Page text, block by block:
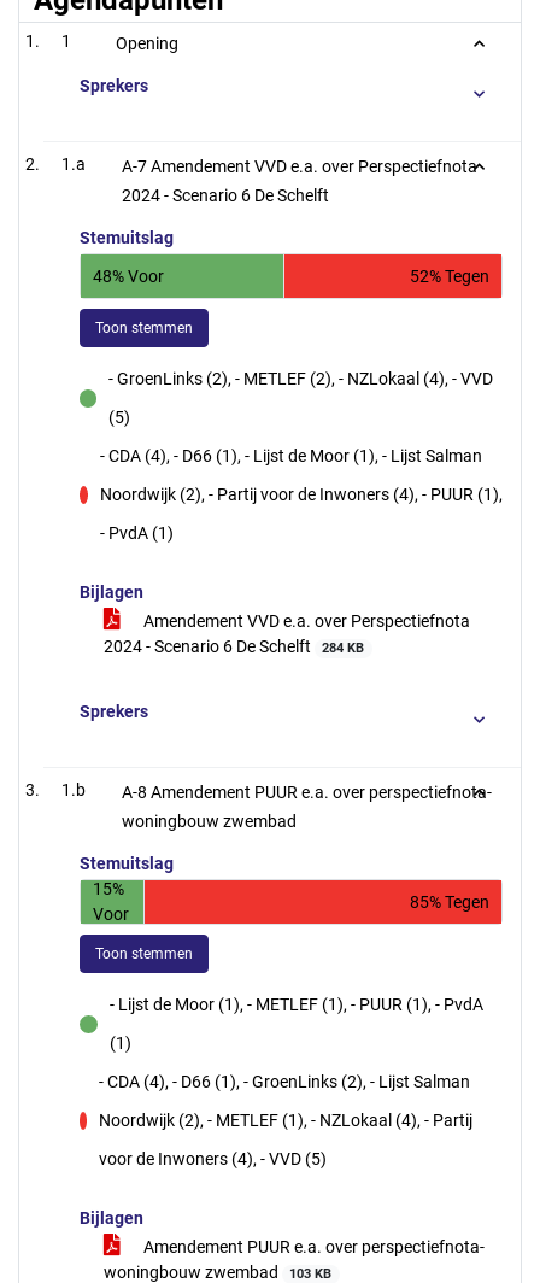
1 Opening
Sprekers
1.a
A-7 Amendement VVD e.a. over Perspectiefnota
2024 - Scenario 6 De Schelft
Stemuitslag
48% Voor
52% Tegen
Toon stemmen
voor
- GroenLinks (2), - METLEF (2), - NZLokaal (4), - VVD
(5)
- CDA (4), - D66 (1), - Lijst de Moor (1), - Lijst Salman
Noordwijk (2), - Partij voor de Inwoners (4), - PUUR (1),
- PvdA (1)
Bijlagen
Amendement VVD e.a. over Perspectiefnota
2024 - Scenario 6 De Schelft
284 KB
Sprekers
1.b
A-8 Amendement PUUR e.a. over perspectiefnota-
woningbouw zwembad
Stemuitslag
15%
Voor
85% Tegen
Toon stemmen
voor
- Lijst de Moor (1), - METLEF (1), - PUUR (1), - PvdA
(1)
- CDA (4), - D66 (1), - GroenLinks (2), - Lijst Salman
Noordwijk (2), - METLEF (1), - NZLokaal (4), - Partij
voor de Inwoners (4), - VVD (5)
Bijlagen
Amendement PUUR e.a. over perspectiefnota-
woningbouw zwembad
103 KB